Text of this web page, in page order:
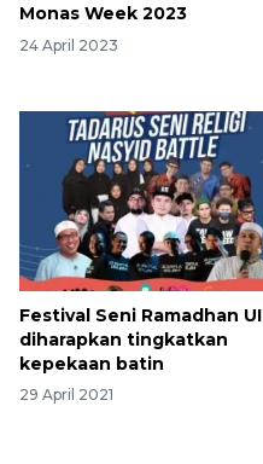
Monas Week 2023
24 April 2023
Festival Seni Ramadhan UI
diharapkan tingkatkan
kepekaan batin
29 April 2021